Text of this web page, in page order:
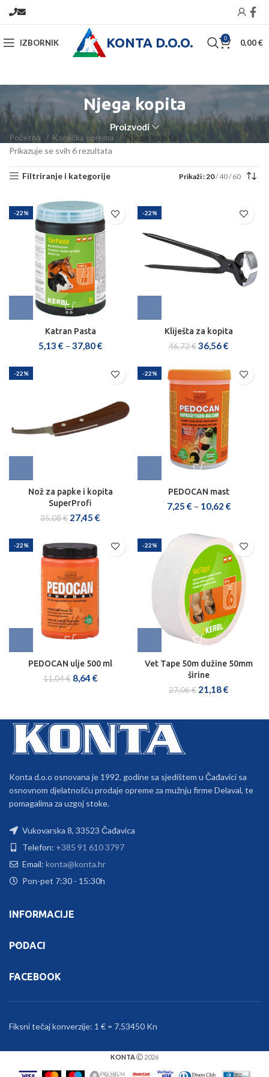
IZBORNIK KONTA D.O.O. 0 0,00€
Njega kopita
Proizvodi
Početna Konjička oprema
Njega kopita
Prikazuje se svih 6 rezultata
Filtriranje i kategorije Prikaži 20 40 60
-22%
Katran Pasta
5,13 € – 37,80€
-22%
Kliješta za kopita
46,72€36,56€
-22%
Nož za papke i kopita
SuperProfi
35,08€ 27,45 €
-22%
PEDOCAN mast
7,25 € – 10,62 €
-22%
PEDOCAN ulje 500 ml
11,04€ 8,64 €
-22%
Vet Tape 50m dužine 50mm
širine
27,06€ 21,18€
Konta d.o.o osnovana je 1992. godine sa sjedištem u Čađavici sa
osnovnom djelatnošću prodaje opreme za mužnju firme Delaval, te
pomagalima za uzgoj stoke.
Vukovarska 8, 33523 Čađavica
Telefon: +385 91 610 3797
Email: konta@konta.hr
Pon-pet 7:30 - 15:30h
INFORMACIJE
PODACI
FACEBOOK
Fiksni tečaj konverzije: 1 € = 7.53450 Kn
KONTA 2026